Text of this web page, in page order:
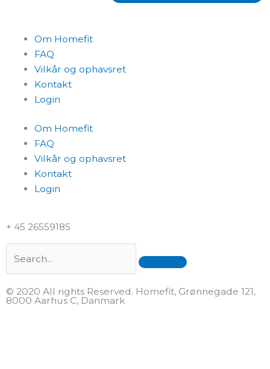
Om Homefit
FAQ
Vilkår og ophavsret
Kontakt
Login
Om Homefit
FAQ
Vilkår og ophavsret
Kontakt
Login
+ 45 26559185
© 2020 All rights Reserved. Homefit, Grønnegade 121,
8000 Aarhus C, Danmark